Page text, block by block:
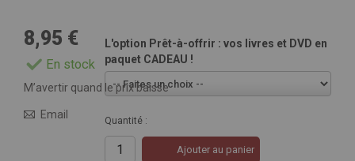
8,95 €
En stock
L'option Prêt-à-offrir : vos livres et DVD en
paquet CADEAU !
Quantité :
Ajouter au panier
M’avertir quand le prix baisse
Email